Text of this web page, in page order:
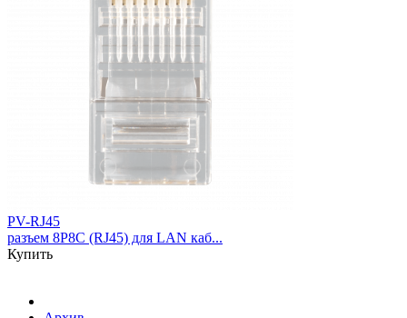
PV-RJ45
разъем 8P8C (RJ45) для LAN каб...
Купить